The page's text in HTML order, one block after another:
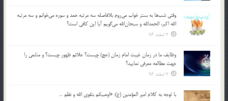
وقتي شب‌ها به بستر خواب مي‌روم بلافاصله سه مرتبه حمد و سوره مي‌خوانم و سه مرتبه
الله اكبر، الحمدالله و سبحان‌الله مي‌گويم آيا اين كافي است؟
2 اسفند 96
وظايف ما در زمان غيبت امام زمان (عج) چيست؟ علائم ظهور چيست؟ و منابعي را
جهت مطالعه معرفي نماييد؟
2 اسفند 96
با توجه به كلام امير المؤمنين (ع): «اوصيكم بتقوي الله و نظم …